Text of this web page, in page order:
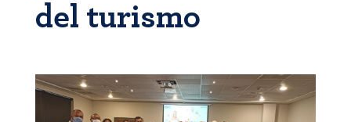
del turismo